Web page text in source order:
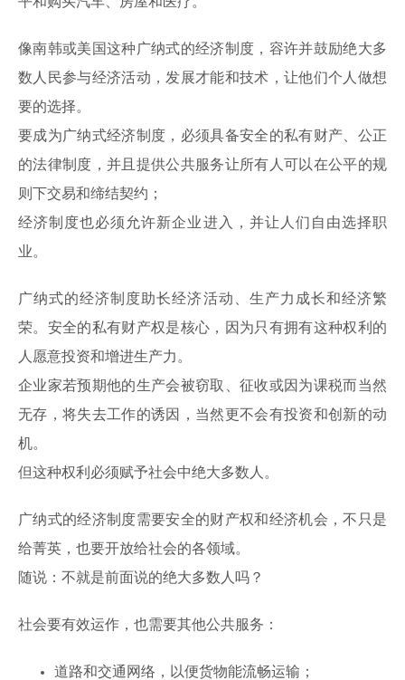
像南韩或美国这种广纳式的经济制度，容许并鼓励绝大多
数人民参与经济活动，发展才能和技术，让他们个人做想
要的选择。
要成为广纳式经济制度，必须具备安全的私有财产、公正
的法律制度，并且提供公共服务让所有人可以在公平的规
则下交易和缔结契约；
经济制度也必须允许新企业进入，并让人们自由选择职
业。
广纳式的经济制度助长经济活动、生产力成长和经济繁
荣。安全的私有财产权是核心，因为只有拥有这种权利的
人愿意投资和增进生产力。
企业家若预期他的生产会被窃取、征收或因为课税而当然
无存，将失去工作的诱因，当然更不会有投资和创新的动
机。
但这种权利必须赋予社会中绝大多数人。
广纳式的经济制度需要安全的财产权和经济机会，不只是
给菁英，也要开放给社会的各领域。
随说：不就是前面说的绝大多数人吗？
社会要有效运作，也需要其他公共服务：
道路和交通网络，以便货物能流畅运输；